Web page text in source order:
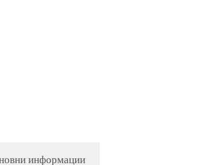
информации